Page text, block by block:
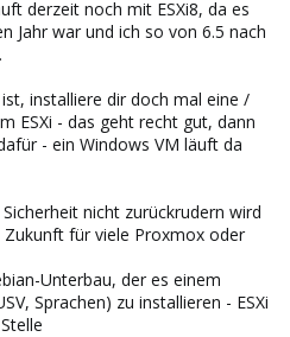
derzeit noch mit ESXi8, da es
Jahr war und ich so von 6.5 nach
installiere dir doch mal eine /
ESXi - das geht recht gut, dann
- ein Windows VM läuft da
nicht zurückrudern wird
für viele Proxmox oder
Unterbau, der es einem
Sprachen) zu installieren - ESXi